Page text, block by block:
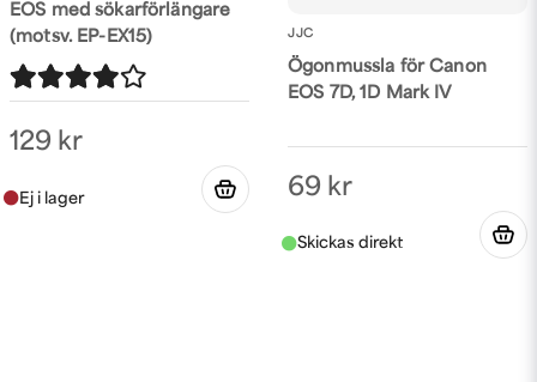
EOS med sökarförlängare
(motsv. EP-EX15)
129 kr
JJC
Ögonmussla för Canon
EOS 7D, 1D Mark IV
69 kr